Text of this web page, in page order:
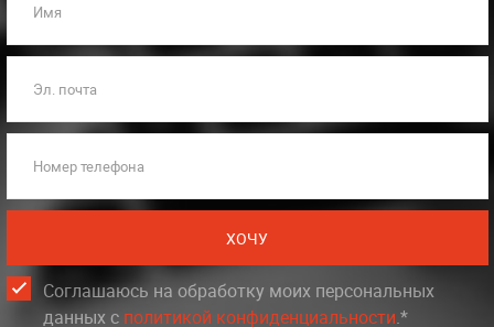
Имя
Эл. почта
Номер телефона
ХОЧУ
Соглашаюсь на обработку моих персональных
данных c политикой конфиденциальности.*